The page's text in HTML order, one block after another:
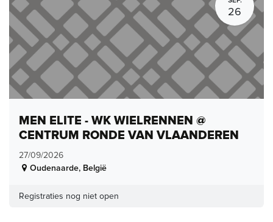
26
MEN ELITE - WK WIELRENNEN @
CENTRUM RONDE VAN VLAANDEREN
27/09/2026
Oudenaarde, België
Registraties nog niet open